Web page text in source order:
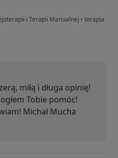
i Terapii Manualnej • terapia
miłą i długa opinię!
Tobie pomóc!
Michał Mucha